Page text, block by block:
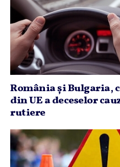
România şi Bulgaria,
din UE a deceselor
rutiere